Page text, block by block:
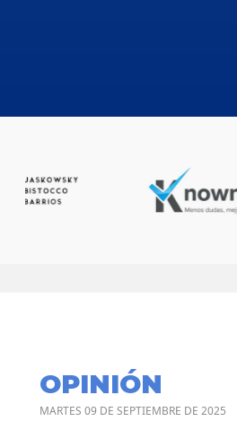
OPINIÓN
MARTES 09 DE SEPTIEMBRE DE 2025